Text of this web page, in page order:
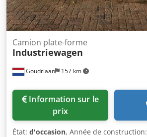
Goudriaan 157 km
Camion plate-forme
Industriewagen
prix
État: d'occasion, Année de construction: